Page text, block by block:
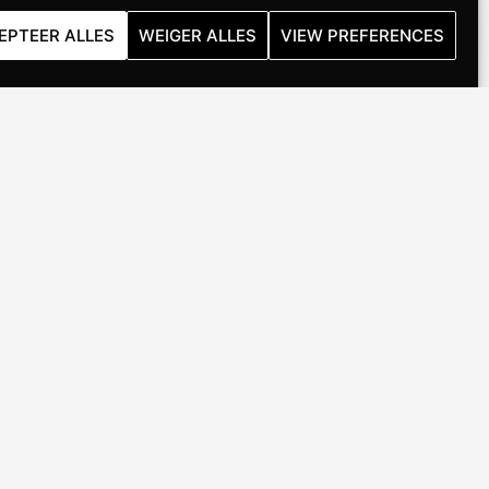
ALLES WEIGER ALLES VIEW PREFERENCES